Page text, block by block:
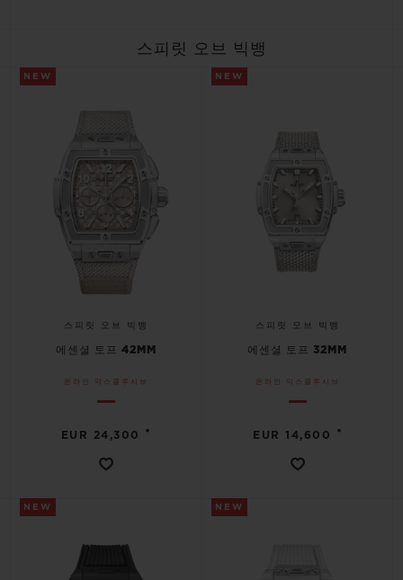
스피릿 오브 빅뱅
NEW
스피릿 오브 빅뱅
에센셜 토프 42MM
온라인 익스클루시브
EUR 24,300 •
NEW
스피릿 오브 빅뱅
에센셜 토프 32MM
온라인 익스클루시브
EUR 14,600 •
NEW NEW